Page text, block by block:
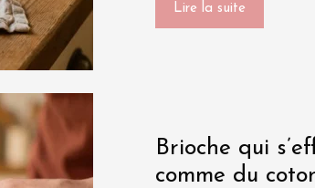
Lire la suite
Brioche qui
comme du